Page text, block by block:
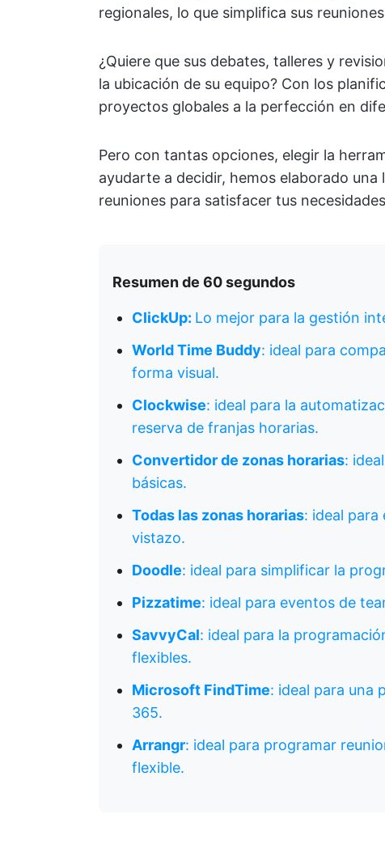
regionales, lo que simplifica sus
¿Quiere que sus debates, talleres y
la ubicación de su equipo? Con los
proyectos globales a la perfección en
Pero con tantas opciones, elegir la
ayudarte a decidir, hemos elaborado
reuniones para satisfacer tus
Resumen de 60 segundos
ClickUp: Lo mejor para la gestión
World Time Buddy: ideal para
forma visual.
Clockwise: ideal para la
reserva de franjas horarias.
Convertidor de zonas horarias:
básicas.
Todas las zonas horarias: ideal
vistazo.
Doodle: ideal para simplificar la
Pizzatime: ideal para eventos de
SavvyCal: ideal para la
flexibles.
Microsoft FindTime: ideal para una
365.
Arrangr: ideal para programar
flexible.